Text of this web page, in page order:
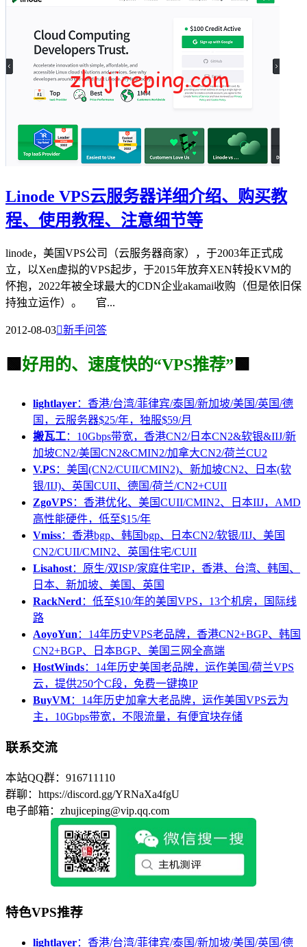
Linode VPS云服务器详细介绍、购买教
程、使用教程、注意细节等
linode，美国VPS公司（云服务器商家），于2003年正式成
立，以Xen虚拟的VPS起步，于2015年放弃XEN转投KVM的
怀抱，2022年被全球最大的CDN企业akamai收购（但是依旧保
持独立运作）。 官...
2012-08-03新手问答
🟩 好用的、速度快的“VPS推荐” 🟩
lightlayer：香港/台湾/菲律宾/泰国/新加坡/美国/英国/德
国，云服务器$25/年，独服$59/月
搬瓦工：10Gbps带宽，香港CN2/日本CN2&软银&IIJ/新
加坡CN2/美国CN2&CMIN2/加拿大CN2/荷兰CU2
V.PS：美国(CN2/CUII/CMIN2)、新加坡CN2、日本(软
银/IIJ)、英国CUII、德国/荷兰/CN2+CUII
ZgoVPS：香港优化、美国CUII/CMIN2、日本IIJ，AMD
高性能硬件，低至$15/年
Vmiss：香港bgp、韩国bgp、日本CN2/软银/IIJ、美国
CN2/CUII/CMIN2、英国住宅/CUII
Lisahost：原生/双ISP/家庭住宅IP，香港、台湾、韩国、
日本、新加坡、美国、英国
RackNerd ：低至$10/年的美国VPS，13个机房，国际线
路
AoyoYun ：14年历史VPS老品牌，香港CN2+BGP、韩国
CN2+BGP、日本BGP、美国三网全高端
HostWinds：14年历史美国老品牌，运作美国/荷兰VPS
云，提供250个C段，免费一键换IP
BuyVM：14年历史加拿大老品牌，运作美国VPS云为
主，10Gbps带宽，不限流量，有便宜块存储
联系交流
本站QQ群：916711110
群聊：https://discord.gg/YRNaXa4fgU
电子邮箱：zhujiceping@vip.qq.com
特色VPS推荐
lightlayer：香港/台湾/菲律宾/泰国/新加坡/美国/英国/德